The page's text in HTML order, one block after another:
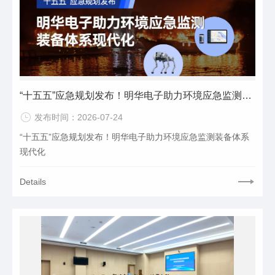
“十五五”应急规划发布！明华电子助力环境应急监测装备体系现代化
发布时间：2026-07-24
“十五五”应急规划发布！明华电子助力环境应急监测装备体系
现代化
Details